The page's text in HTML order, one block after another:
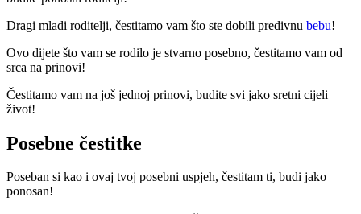
Dragi mladi roditelji, čestitamo vam što ste dobili predivnu bebu!
Ovo dijete što vam se rodilo je stvarno posebno, čestitamo vam od
srca na prinovi!
Čestitamo vam na još jednoj prinovi, budite svi jako sretni cijeli
život!
Posebne čestitke
Poseban si kao i ovaj tvoj posebni uspjeh, čestitam ti, budi jako
ponosan!